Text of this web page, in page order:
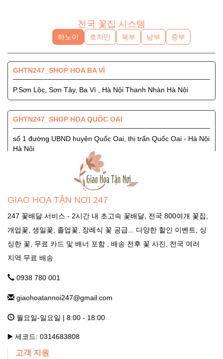
GIAO HOA TẬN NƠI 247
247 꽃배달 서비스 - 2시간 내 초고속 꽃배달, 전국 800여개 꽃집,
개업꽃, 생일꽃, 졸업꽃, 장례식 꽃 공급... 다양한 할인 이벤트, 싱
싱한 꽃, 무료 카드 및 배너 포함 , 배송 전후 꽃 사진, 전국 여러
지역 무료 배송
0938 780 001
giaohoatannoi247@gmail.com
월요일-일요일 | 8:00 - 18:00
▶️ 세코드: 0314683808
고객 지원
전국 꽃집 시스템
하노이 호치민 북부 남부 중부
GHTN247_SHOP HOA BA VÌ
P.Sơn Lộc, Sơn Tây, Ba Vì , Hà Nội Thanh Nhàn Hà Nội
GHTN247_SHOP HOA QUỐC OAI
số 1 đường UBND huyện Quốc Oai, thị trấn Quốc Oai - Hà Nội
Hà Nội
GHTN247_SHOP HOA SÓC SƠN
Quốc Lộ 3, Xã Phù Lỗ, Huyện Sóc Sơn, Thành Phố Hà Nội
Tỉnh Lộ 84, TT. Liên Quan, Thạch Thất, Hà Nội Hà Nội
GHTN247_SHOP HOA THƯỜNG TÍN
292 Phố Ga, thị trấn Thường Tín (ngã 3 Thường Tín) - Hà Nội